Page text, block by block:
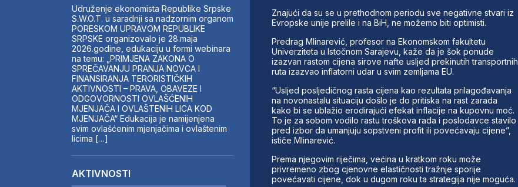
Udruženje ekonomista Republike Srpske
S.W.O.T. u saradnji sa nadzornim organom
PORESKOM UPRAVOM REPUBLIKE
SRPSKE organizovalo je 28.maja
2026.godine, edukaciju u formi webinara
na temu: „PRIMJENA ZAKONA O
SPREČAVANJU PRANJA NOVCA I
FINANSIRANJA TERORISTIČKIH
AKTIVNOSTI – PRAVA, OBAVEZE I
ODGOVORNOSTI OVLAŠĆENIH
MJENJAČA I OVLAŠTENIH LICA KOD
MJENJAČA“ Edukacija je namijenjena
svim ovlašćenim mjenjačima i ovlaštenim
licima […]
AKTIVNOSTI
Znajući da su se u prethodnom periodu sve negativne stvari iz
Evropske unije prelile i na BiH, ne možemo biti optimisti.
Predrag Mlinarević, profesor na Ekonomskom fakultetu
Univerziteta u Istočnom Sarajevu, kaže da je šok ponude
izazvan rastom cijena sirove nafte usljed prekinutih transportnih
ruta izazvao inflatorni udar u svim zemljama EU.
“Usljed posljedičnog rasta cijena kao rezultata prilagođavanja
na novonastalu situaciju došlo je do pritiska na rast zarada
kako bi se ublažio erodirajući efekat inflacije na kupovnu moć.
To je za sobom vodilo rastu troškova rada i poslodavce stavilo
pred izbor da umanjuju sopstveni profit ili povećavaju cijene”,
ističe Mlinarević.
Prema njegovim riječima, većina u kratkom roku može
privremeno zbog cjenovne elastičnosti tražnje sporije
povećavati cijene, dok u dugom roku ta strategija nije moguća.